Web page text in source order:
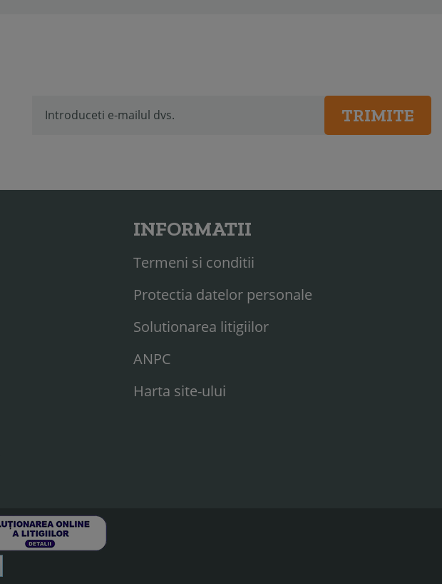
TRIMITE
INFORMATII
Termeni si conditii
Protectia datelor personale
Solutionarea litigiilor
ANPC
Harta site-ului